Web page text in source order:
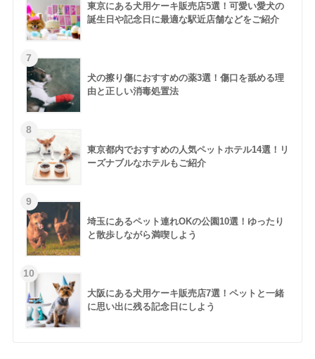
東京にある犬用ケーキ販売店5選！可愛い愛犬の
誕生日や記念日に最適な駅近店舗などをご紹介
犬の擦り傷におすすめの薬3選！傷口を舐める理
由と正しい消毒処置法
東京都内でおすすめの人気ペットホテル14選！リ
ーズナブルなホテルもご紹介
埼玉にあるペット連れOKの公園10選！ゆったり
と散歩しながら満喫しよう
大阪にある犬用ケーキ販売店7選！ペットと一緒
に思い出に残る記念日にしよう